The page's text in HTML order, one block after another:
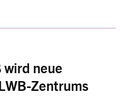
wird neue
Zentrums